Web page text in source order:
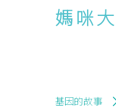
媽咪
基因的故事